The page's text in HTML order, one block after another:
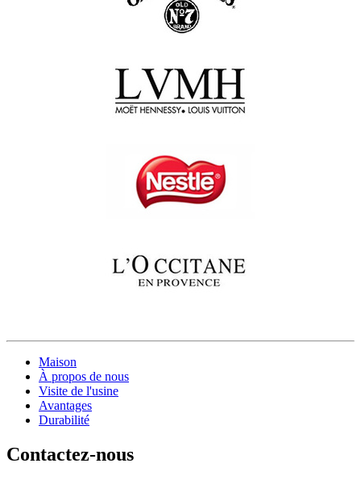
Maison
À propos de nous
Visite de l'usine
Avantages
Durabilité
Contactez-nous